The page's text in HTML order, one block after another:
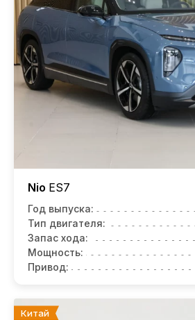
Nio ES7
Год выпуска:
Тип двигателя:
Запас хода:
Мощность:
Привод:
Китай